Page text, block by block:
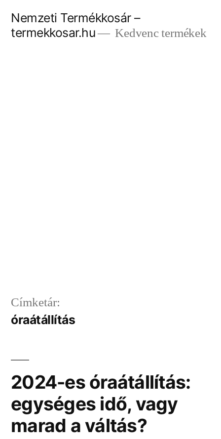
Nemzeti Termékkosár –
termekkosar.hu
Kedvenc termékek
Címketár:
óraátállítás
2024-es óraátállítás:
egységes idő, vagy
marad a váltás?